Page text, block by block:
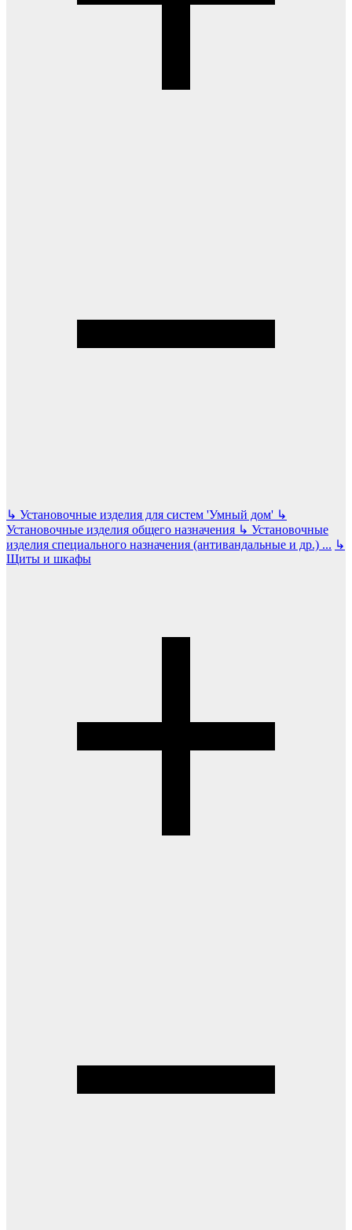
↳ Установочные изделия для систем 'Умный дом' ↳
Установочные изделия общего назначения ↳ Установочные
изделия специального назначения (антивандальные и др.) ... ↳
Щиты и шкафы